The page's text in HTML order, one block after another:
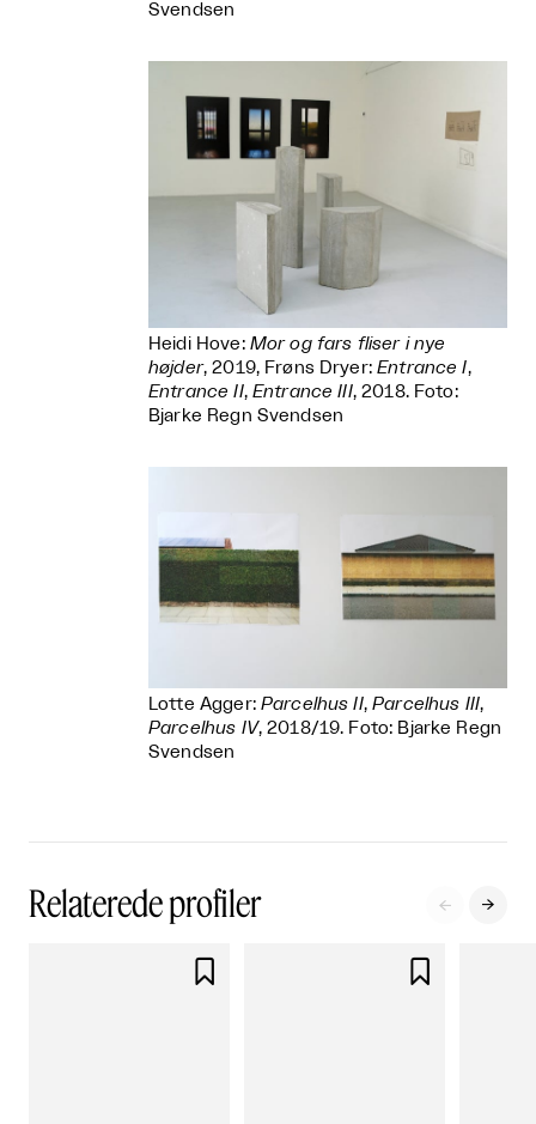
Svendsen
Heidi Hove: Mor og fars fliser i nye
højder, 2019, Frøns Dryer:Entrance I,
Entrance II, Entrance III, 2018. Foto:
Bjarke Regn Svendsen
Lotte Agger: Parcelhus II,Parcelhus III,
Parcelhus IV, 2018/19. Foto: Bjarke Regn
Svendsen
Relaterede profiler  
 